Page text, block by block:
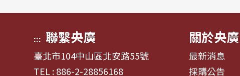
::: 聯繫央廣
臺北市104中山區北安路55號
TEL : 886-2-28856168
關於央廣
最新消息
採購公告